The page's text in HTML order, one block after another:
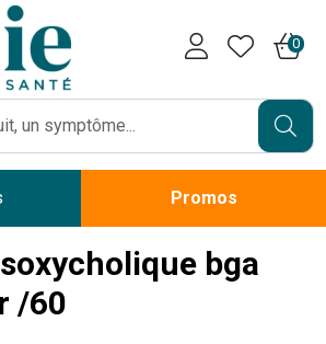
0
Promos
bga
/60